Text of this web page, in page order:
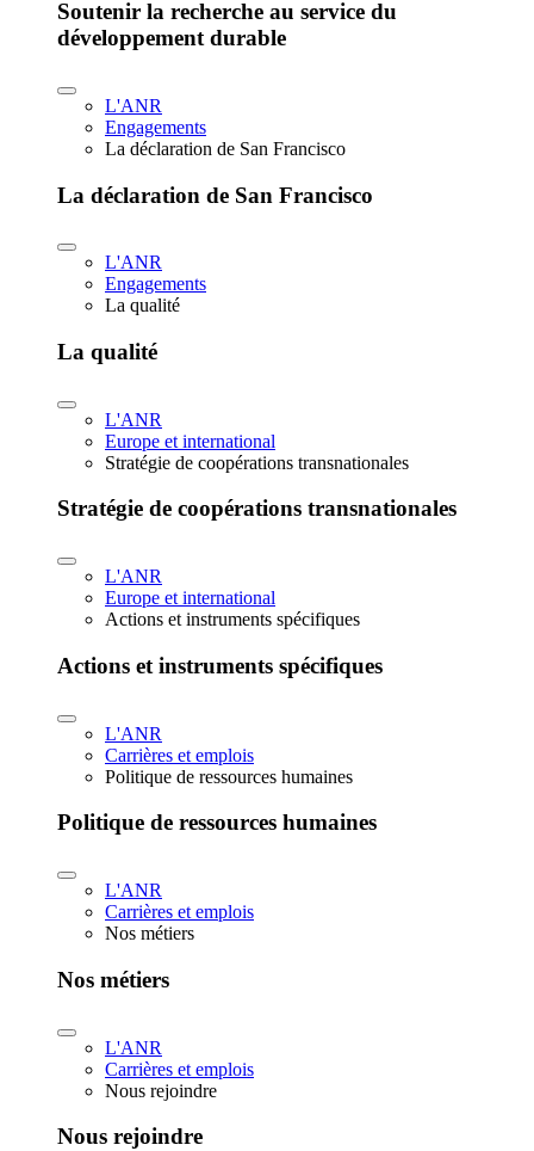
Soutenir la recherche au service du
développement durable
L'ANR
Engagements
La déclaration de San Francisco
La déclaration de San Francisco
L'ANR
Engagements
La qualité
La qualité
L'ANR
Europe et international
Stratégie de coopérations transnationales
Stratégie de coopérations transnationales
L'ANR
Europe et international
Actions et instruments spécifiques
Actions et instruments spécifiques
L'ANR
Carrières et emplois
Politique de ressources humaines
Politique de ressources humaines
L'ANR
Carrières et emplois
Nos métiers
Nos métiers
L'ANR
Carrières et emplois
Nous rejoindre
Nous rejoindre